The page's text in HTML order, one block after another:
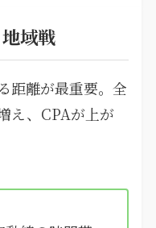
域戦
距離が最重要。全
え、CPAが上が